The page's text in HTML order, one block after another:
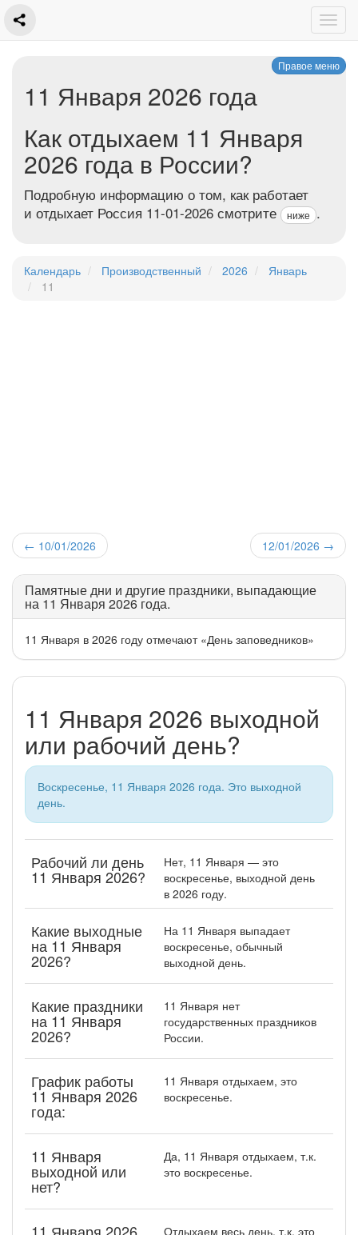
Правое меню
11 Января 2026 года
Как отдыхаем 11 Января
2026 года в России?
Подробную информацию о том, как работает
и отдыхает Россия 11-01-2026 смотрите
ниже .
Календарь Производственный 2026
Январь
11
← 10/01/2026 12/01/2026 →
Памятные дни и другие праздники, выпадающие
на 11 Января 2026 года.
11 Января в 2026 году отмечают «День заповедников»
11 Января 2026 выходной
или рабочий день?
Воскресенье, 11 Января 2026 года. Это выходной
день.
Рабочий ли день
11 Января 2026?
Нет, 11 Января — это
воскресенье, выходной день
в 2026 году.
Какие выходные
на 11 Января
2026?
На 11 Января выпадает
воскресенье, обычный
выходной день.
Какие праздники
на 11 Января
2026?
11 Января нет
государственных праздников
России.
График работы
11 Января 2026
года:
11 Января отдыхаем, это
воскресенье.
11 Января
выходной или
нет?
Да, 11 Января отдыхаем, т.к.
это воскресенье.
11 Января 2026
Отдыхаем весь день, т.к. это